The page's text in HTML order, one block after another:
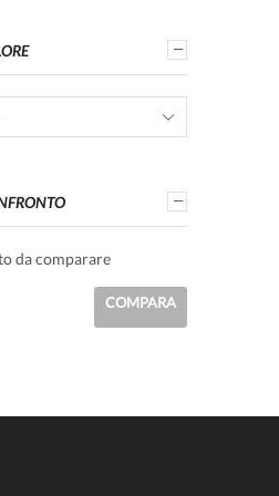
da comparare
COMPARA